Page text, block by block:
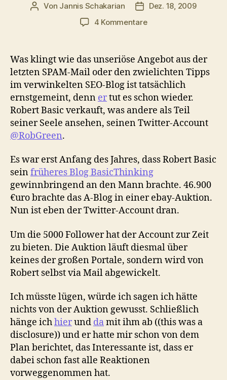
Beitragsautor
Von Jannis Schakarian Veröffentlichungsdatum
Dez. 18, 2009
4 Kommentarezu
gain
5000
Followers
in
just
11
days!
Was klingt wie das unseriöse Angebot aus der
letzten SPAM-Mail oder den zwielichten Tipps
im verwinkelten SEO-Blog ist tatsächlich
ernstgemeint, denn ertut es schon wieder.
Robert Basic verkauft, was andere als Teil
seiner Seele ansehen, seinen Twitter-Account
@RobGreen.
Es war erst Anfang des Jahres, dass Robert Basic
seinfrüheres Blog BasicThinking
gewinnbringend an den Mann brachte. 46.900
€uro brachte das A-Blog in einer ebay-Auktion.
Nun ist eben der Twitter-Account dran.
Um die 5000 Follower hat der Account zur Zeit
zu bieten. Die Auktion läuft diesmal über
keines der großen Portale, sondern wird von
Robert selbst via Mail abgewickelt.
Ich müsste lügen, würde ich sagen ich hätte
nichts von der Auktion gewusst. Schließlich
hänge ichhierund damit ihm ab ((this was a
disclosure)) und er hatte mir schon von dem
Plan berichtet, das Interessante ist, dass er
dabei schon fast alle Reaktionen
vorweggenommen hat.